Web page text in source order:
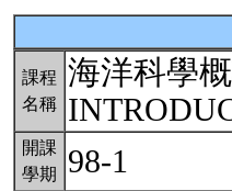
課程
名稱
海洋科學
開課
學期
98-1